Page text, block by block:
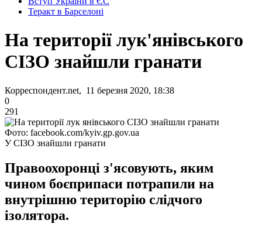
Теракт в Барселоні
На території лук'янівського
СІЗО знайшли гранати
Корреспондент.net, 11 березня 2020, 18:38
0
291
Фото: facebook.com/kyiv.gp.gov.ua
У СІЗО знайшли гранати
Правоохоронці з'ясовують, яким
чином боєприпаси потрапили на
внутрішню територію слідчого
ізолятора.